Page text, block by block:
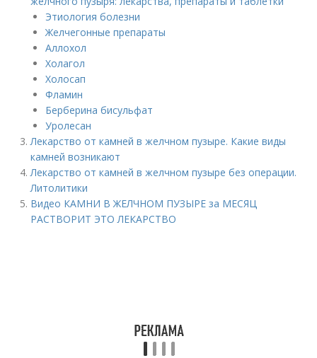
Этиология болезни
Желчегонные препараты
Аллохол
Холагол
Холосап
Фламин
Берберина бисульфат
Уролесан
Лекарство от камней в желчном пузыре. Какие виды
камней возникают
Лекарство от камней в желчном пузыре без операции.
Литолитики
Видео КАМНИ В ЖЕЛЧНОМ ПУЗЫРЕ за МЕСЯЦ
РАСТВОРИТ ЭТО ЛЕКАРСТВО